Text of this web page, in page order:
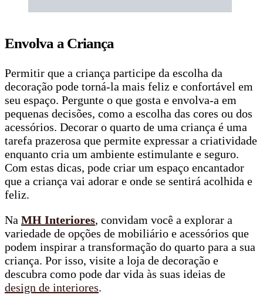
Envolva a Criança
Permitir que a criança participe da escolha da
decoração pode torná-la mais feliz e confortável em
seu espaço. Pergunte o que gosta e envolva-a em
pequenas decisões, como a escolha das cores ou dos
acessórios. Decorar o quarto de uma criança é uma
tarefa prazerosa que permite expressar a criatividade
enquanto cria um ambiente estimulante e seguro.
Com estas dicas, pode criar um espaço encantador
que a criança vai adorar e onde se sentirá acolhida e
feliz.
Na MH Interiores, convidam você a explorar a
variedade de opções de mobiliário e acessórios que
podem inspirar a transformação do quarto para a sua
criança. Por isso, visite a loja de decoração e
descubra como pode dar vida às suas ideias de
design de interiores.